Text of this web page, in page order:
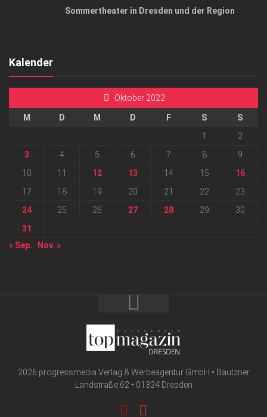
Sommertheater in Dresden und der Region
Kalender
Oktober 2022
M D M D F S
S
1
2
3
4 5 6 7 8
9
10
11 12 13 14 15
16
17
18 19 20 21 22
23
24
25 26 27 28 29
30
31
« Sep.
Nov. »
2026 progressmedia Verlag & Werbeagentur GmbH • Bautzner
Landstraße 62 • 01324 Dresden